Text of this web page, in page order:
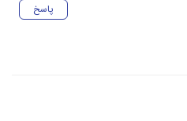
پاسخ